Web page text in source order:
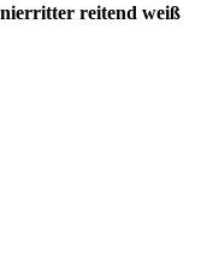
reitend weiß